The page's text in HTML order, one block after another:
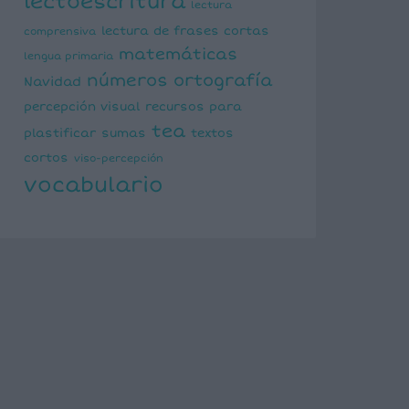
lectura
comprensiva lectura de frases cortas
lengua primaria matemáticas
Navidad números ortografía
percepción visual recursos para
plastificar sumas tea textos
cortos
viso-percepción
vocabulario